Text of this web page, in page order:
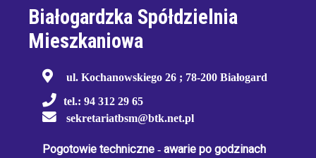
Białogardzka Spółdzielnia
Mieszkaniowa
ul. Kochanowskiego 26 ; 78-200 Białogard
tel.: 94 312 29 65
sekretariatbsm@btk.net.pl
Pogotowie techniczne - awarie po godzinach